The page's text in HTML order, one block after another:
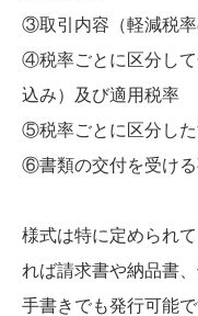
③取引内容（軽減税率
④税率ごとに区分し
込み）及び適用税率
⑤税率ごとに区分し
⑥書類の交付を受け
様式は特に定められ
れば請求書や納品書
手書きでも発行可能